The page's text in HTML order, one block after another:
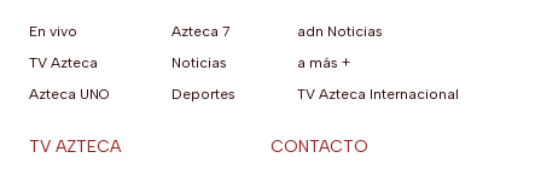
En vivo
TV Azteca
Azteca UNO
Azteca 7
Noticias
Deportes
adn Noticias
a más +
TV Azteca Internacional
TV AZTECA CONTACTO